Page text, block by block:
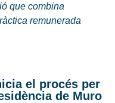
que combina
remunerada
el procés per
de Muro